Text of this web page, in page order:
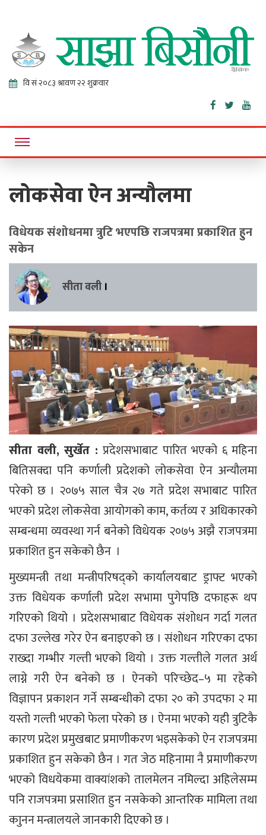
Sajha
Bisaunee
Online News Portal
लोकसेवा ऐन अन्यौलमा
विधेयक संशोधनमा त्रुटि भएपछि राजपत्रमा प्रकाशित हुन
सकेन
सीता वली ।
सीता वली, सुर्खेत : प्रदेशसभाबाट पारित भएको ६ महिना
बितिसक्दा पनि कर्णाली प्रदेशको लोकसेवा ऐन अन्यौलमा
परेको छ । २०७५ साल चैत्र २७ गते प्रदेश सभाबाट पारित
भएको प्रदेश लोकसेवा आयोगको काम, कर्तव्य र अधिकारको
सम्बन्धमा व्यवस्था गर्न बनेको विधेयक २०७५ अझै राजपत्रमा
प्रकाशित हुन सकेको छैन ।
मुख्यमन्त्री तथा मन्त्रीपरिषद्को कार्यालयबाट ड्राफ्ट भएको
उक्त विधेयक कर्णाली प्रदेश सभामा पुगेपछि दफाहरू थप
गरिएको थियो । प्रदेशसभाबाट विधेयक संशोधन गर्दा गलत
दफा उल्लेख गरेर ऐन बनाइएको छ । संशोधन गरिएका दफा
राख्दा गम्भीर गल्ती भएको थियो । उक्त गल्तीले गलत अर्थ
लाग्ने गरी ऐन बनेको छ । ऐनको परिच्छेद–५ मा रहेको
विज्ञापन प्रकाशन गर्ने सम्बन्धीको दफा २० को उपदफा २ मा
यस्तो गल्ती भएको फेला परेको छ । ऐनमा भएको यही त्रुटिकै
कारण प्रदेश प्रमुखबाट प्रमाणीकरण भइसकेको ऐन राजपत्रमा
प्रकाशित हुन सकेको छैन । गत जेठ महिनामा नै प्रमाणीकरण
भएको विधयेकमा वाक्यांशको तालमेलन नमिल्दा अहिलेसम्म
पनि राजपत्रमा प्रसाशित हुन नसकेको आन्तरिक मामिला तथा
काुनन मन्त्रालयले जानकारी दिएको छ ।